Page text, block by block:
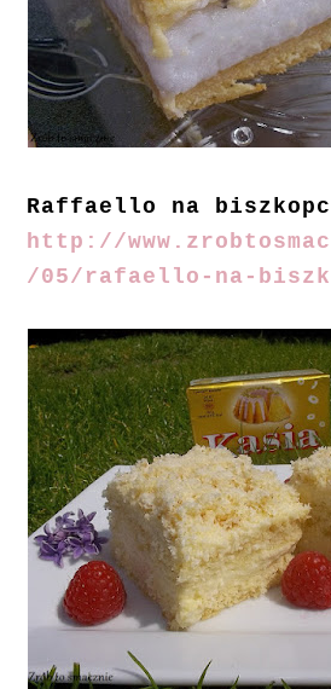
Raffaello na
http://
/05/rafaello-na-